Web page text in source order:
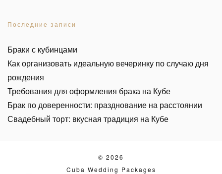
Последние записи
Браки с кубинцами
Как организовать идеальную вечеринку по случаю дня
рождения
Требования для оформления брака на Кубе
Брак по доверенности: празднование на расстоянии
Свадебный торт: вкусная традиция на Кубе
© 2026
Cuba Wedding Packages